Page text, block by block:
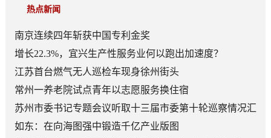
热点新闻
南京连续四年斩获中国专利金奖
增长22.3%，宜兴生产性服务业何以跑出加速度？
江苏首台燃气无人巡检车现身徐州街头
常州一养老院试点青年以志愿服务换住宿
苏州市委书记专题会议听取十三届市委第十轮巡察情况汇
报
如东：在向海图强中锻造千亿产业版图